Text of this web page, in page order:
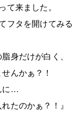
来ました。
フタを開けてみる
身だけが白く、
んかぁ？！
に…
たのかぁ？！』